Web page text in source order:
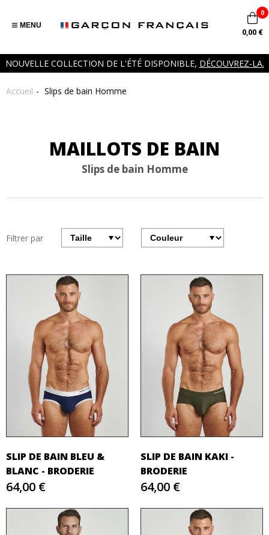
NOUVELLE COLLECTION DE L'ÉTÉ DISPONIBLE, DÉCOUVREZ-LA.
MENU
0
0,00 €
Accueil Slips de bain Homme
MAILLOTS DE BAIN
Slips de bain Homme
Filtrer par
Filtrer
Filter
SLIP DE BAIN BLEU &
BLANC - BRODERIE
64,00 €
SLIP DE BAIN KAKI -
BRODERIE
64,00 €